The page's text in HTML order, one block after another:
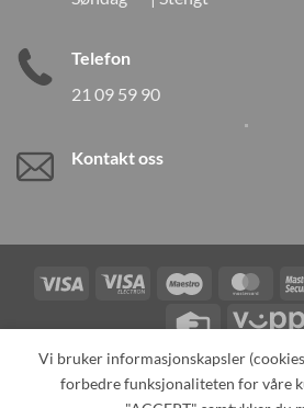
Telefon
21 09 59 90
Kontakt oss
Visa
Visa
Maestro
Credit
TILBAKEKALLINGER KONTAKT
Vi bruker informasjonskapsler
forbedre funksjonaliteten for våre